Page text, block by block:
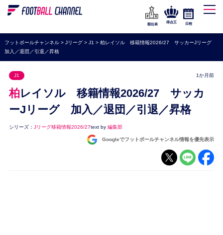
WEリーグ
海外サッカー
プレミアリーグ
セリエA
ブンデスリーガ
UEFA
ナショナルチーム
順位表
得点王 日程
フットボールチャンネル> Jリーグ> J1 > 柏レイソル 移籍情報2026/27 サッカーJリーグ
加入／退団／引退／昇格
J1 1か月前
柏レイソル 移籍情報2026/27 サッカ
ーJリーグ 加入／退団／引退／昇格
シリーズ： Jリーグ移籍情報2026/27text by 編集部
Googleでフットボールチャンネル情報を優先表示